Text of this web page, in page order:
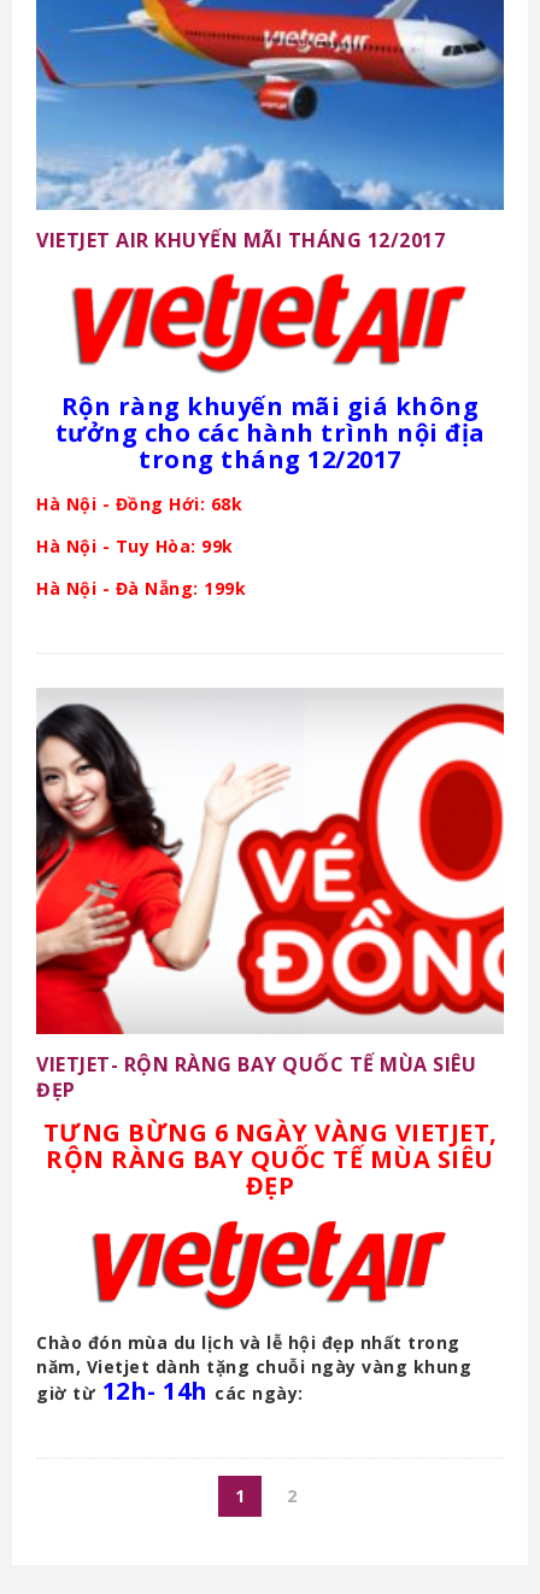
VIETJET AIR KHUYẾN MÃI THÁNG 12/2017
Rộn ràng khuyến mãi giá không
tưởng cho các hành trình nội địa
trong tháng 12/2017
Hà Nội - Đồng Hới: 68k
Hà Nội - Tuy Hòa: 99k
Hà Nội - Đà Nẵng: 199k
VIETJET- RỘN RÀNG BAY QUỐC TẾ MÙA SIÊU
ĐẸP
TƯNG BỪNG 6 NGÀY VÀNG VIETJET,
RỘN RÀNG BAY QUỐC TẾ MÙA SIÊU
ĐẸP
Chào đón mùa du lịch và lễ hội đẹp nhất trong
năm, Vietjet dành tặng chuỗi ngày vàng khung
giờ từ 12h- 14h các ngày:
1 2